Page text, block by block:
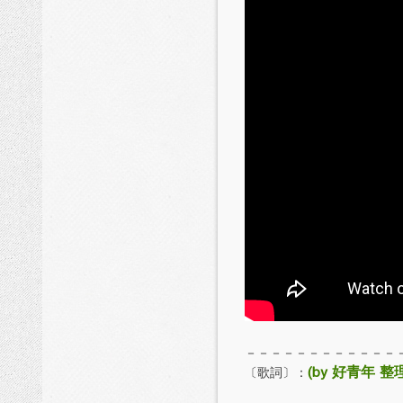
－－－－－－－－－－－－
〔歌詞〕： (by 好青年 整